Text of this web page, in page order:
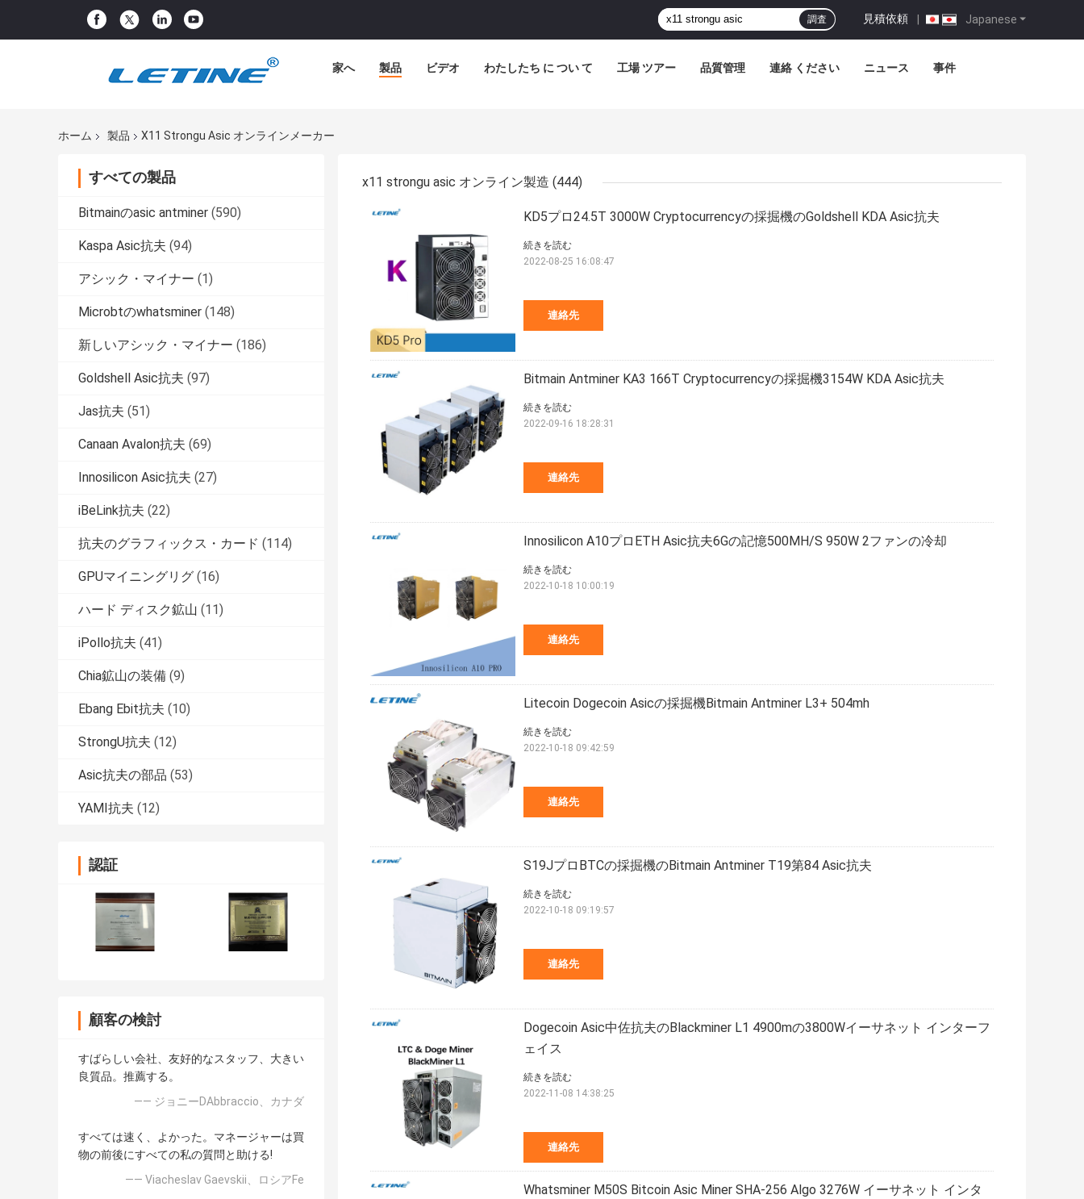
Japanese
見積依頼 |
調査
家へ 製品 ビデオ わたしたち に つい て 工場 ツアー 品質管理 連絡 ください ニュース 事件
ホーム 製品 X11 Strongu Asic オンラインメーカー
すべての製品
Bitmainのasic antminer (590)
Kaspa Asic抗夫 (94)
アシック・マイナー (1)
Microbtのwhatsminer (148)
新しいアシック・マイナー (186)
Goldshell Asic抗夫 (97)
Jas抗夫 (51)
Canaan Avalon抗夫 (69)
Innosilicon Asic抗夫 (27)
iBeLink抗夫 (22)
抗夫のグラフィックス・カード (114)
GPUマイニングリグ (16)
ハード ディスク鉱山 (11)
iPollo抗夫 (41)
Chia鉱山の装備 (9)
Ebang Ebit抗夫 (10)
StrongU抗夫 (12)
Asic抗夫の部品 (53)
YAMI抗夫 (12)
認証
顧客の検討
すばらしい会社、友好的なスタッフ、大きい
良質品。推薦する。
—— ジョニーDAbbraccio、カナダ
すべては速く、よかった。マネージャーは買
物の前後にすべての私の質問と助ける!
—— Viacheslav Gaevskii、ロシアFe
x11 strongu asic オンライン製造 (444)
KD5プロ24.5T 3000W Cryptocurrencyの採掘機のGoldshell KDA Asic抗夫
連絡先
続きを読む
2022-08-25 16:08:47
Bitmain Antminer KA3 166T Cryptocurrencyの採掘機3154W KDA Asic抗夫
連絡先
続きを読む
2022-09-16 18:28:31
Innosilicon A10プロETH Asic抗夫6Gの記憶500MH/S 950W 2ファンの冷却
連絡先
続きを読む
2022-10-18 10:00:19
Litecoin Dogecoin Asicの採掘機Bitmain Antminer L3+ 504mh
連絡先
続きを読む
2022-10-18 09:42:59
S19JプロBTCの採掘機のBitmain Antminer T19第84 Asic抗夫
連絡先
続きを読む
2022-10-18 09:19:57
Dogecoin Asic中佐抗夫のBlackminer L1 4900mの3800Wイーサネット インターフ
ェイス
連絡先
続きを読む
2022-11-08 14:38:25
Whatsminer M50S Bitcoin Asic Miner SHA-256 Algo 3276W イーサネット インタ